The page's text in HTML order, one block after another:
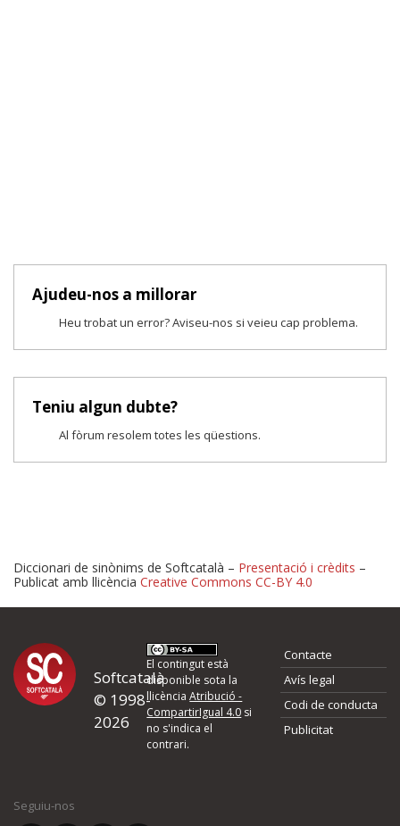
Ajudeu-nos a millorar
Heu trobat un error? Aviseu-nos si veieu cap problema.
Teniu algun dubte?
Al fòrum resolem totes les qüestions.
Proposeu-nos millores o
d'errors
Si heu trobat un error o voleu proposar alguna millora, ompliu els
quina és la millora que proposeu o l'error del qual voleu informar-
Diccionari de sinònims de Softcatalà – Presentació i crèdits –
Publicat amb llicència Creative Commons CC-BY 4.0
Softcatalà
© 1998-
2026
El contingut està
disponible sota la
llicènciaAtribució -
CompartirIgual 4.0 si
no s'indica el
contrari.
Contacte
Avís legal
Codi de conducta
Publicitat
Seguiu-nos